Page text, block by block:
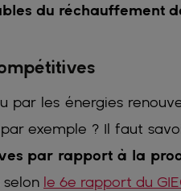
du réchauffement
par les énergies
exemple ? Il faut
par rapport à la
selon le 6e rapport du